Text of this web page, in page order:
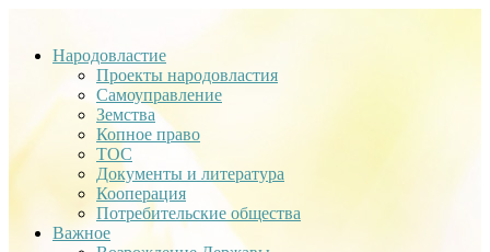
Народовластие
Проекты народовластия
Самоуправление
Земства
Копное право
ТОС
Документы и литература
Кооперация
Потребительские общества
Важное